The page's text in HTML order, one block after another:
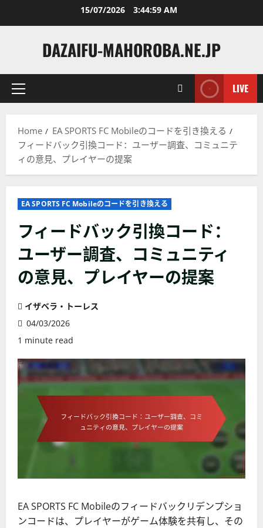
15/07/2026 3:45:00 AM
DAZAIFU-MAHOROBA.NE.JP
Primary
LIVE
Home
EA SPORTS FC Mobileのコードを引き換える
フィードバック引換コード：ユーザー調査、コミュニテ
ィの意見、プレイヤーの提案
EA SPORTS FC Mobileのコードを引き換える
フィードバック引換コード：
ユーザー調査、コミュニティ
の意見、プレイヤーの提案
イザベラ・トーレス
04/03/2026
1 minute read
EA SPORTS FC Mobileのフィードバックリデンプショ
ンコードは、プレイヤーがゲーム体験を共有し、その